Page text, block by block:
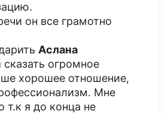
он все грамотно
Аслана
сказать огромное
хорошее отношение,
Мне
т.к я до конца не